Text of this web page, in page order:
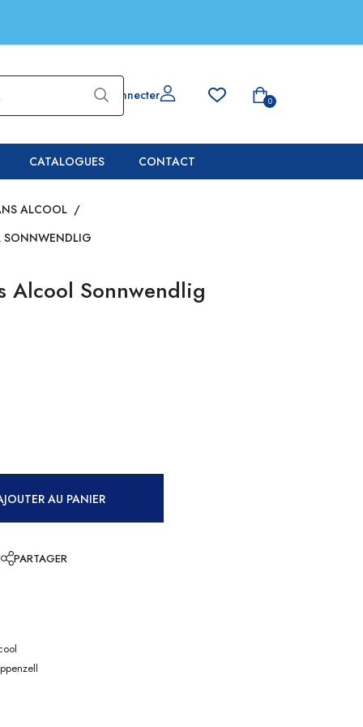
Se connecter 0
CATALOGUES CONTACT
ALCOOL /
SONNWENDLIG
Alcool Sonnwendlig
AU PANIER
PARTAGER